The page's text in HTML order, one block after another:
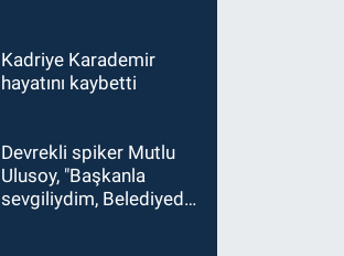
Kadriye Karademir
hayatını kaybetti
Devrekli spiker Mutlu
Ulusoy, "Başkanla
sevgiliydim, Belediyede